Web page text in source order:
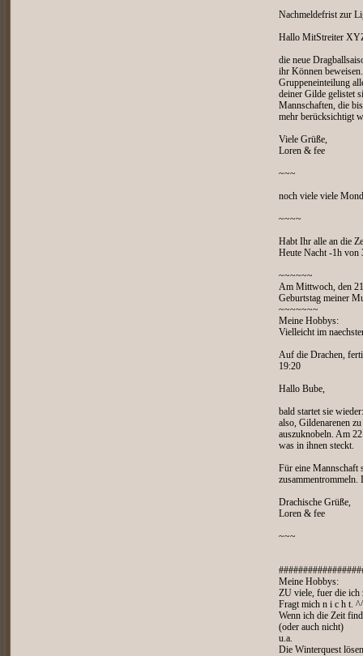
Nachmeldefrist zur
Hallo MitStreiter
die neue
ihr Können
Gruppeneinteilung
deiner Gilde gelistet
Mannschaften, die
mehr berücksichtigt
Viele Grüße,
Loren & fee
~~~
noch viele viele
~~~~
Habt Ihr alle an die
Heute Nacht -1h von
~~~~~~
Am Mittwoch, den
Geburtstag meiner
~~~~~~~
Meine Hobbys:
Vielleicht im
Auf die Drachen,
19:20
Hallo Bube,
bald startet sie
also, Gildenarenen
auszuknobeln. Am
was in ihnen steckt.
Für eine Mannschaft
zusammentrommeln.
Drachische Grüße,
Loren & fee
~~~
Meine Hobbys:
ZU viele, fuer die ich
Fragt mich n i c h t.
Wenn ich die Zeit
(oder auch nicht)
u.a.
Die Winterquest lösen